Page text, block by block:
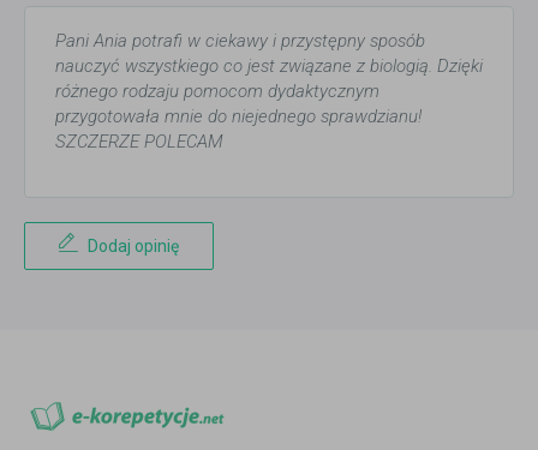
Pani Ania potrafi w ciekawy i przystępny sposób
nauczyć wszystkiego co jest związane z biologią. Dzięki
różnego rodzaju pomocom dydaktycznym
przygotowała mnie do niejednego sprawdzianu!
SZCZERZE POLECAM
Dodaj opinię